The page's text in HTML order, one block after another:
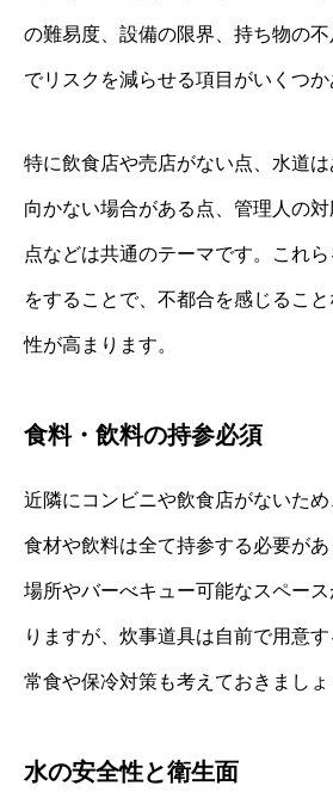
の難易度、設備の限界、持ち物の
でリスクを減らせる項目がいくつか
特に飲食店や売店がない点、水道
向かない場合がある点、管理人の
点などは共通のテーマです。これ
をすることで、不都合を感じるこ
性が高まります。
食料・飲料の持参必須
近隣にコンビニや飲食店がないた
食材や飲料は全て持参する必要が
場所やバーべキュー可能なスペー
りますが、炊事道具は自前で用意
常食や保冷対策も考えておきましょ
水の安全性と衛生面